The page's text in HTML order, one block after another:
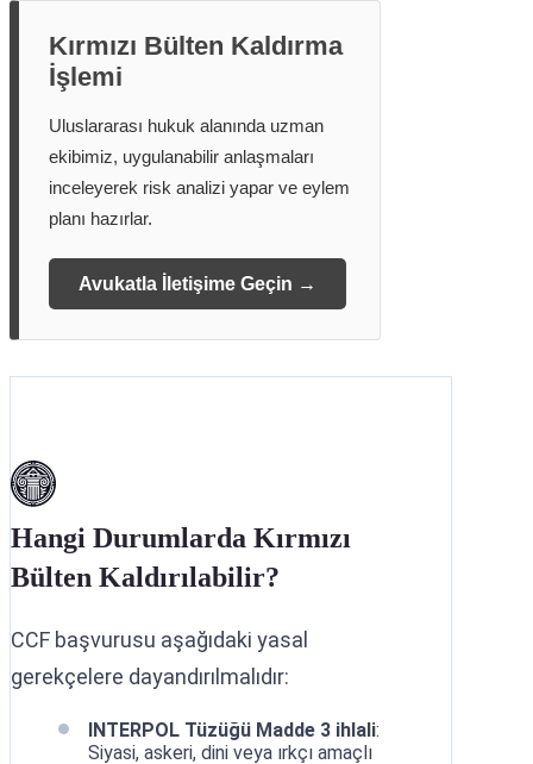
Kırmızı Bülten Kaldırma
İşlemi
Uluslararası hukuk alanında uzman
ekibimiz, uygulanabilir anlaşmaları
inceleyerek risk analizi yapar ve eylem
planı hazırlar.
Avukatla İletişime Geçin →
Hangi Durumlarda Kırmızı
Bülten Kaldırılabilir?
CCF başvurusu aşağıdaki yasal
gerekçelere dayandırılmalıdır:
INTERPOL Tüzüğü Madde 3 ihlali:
Siyasi, askeri, dini veya ırkçı amaçlı